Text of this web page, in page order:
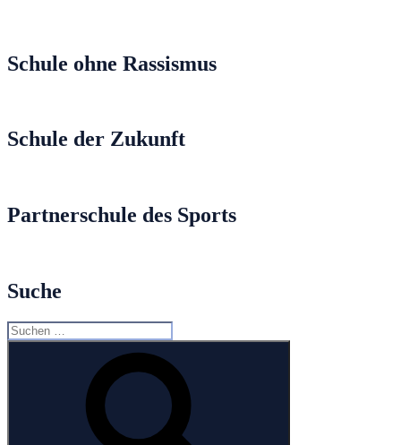
Schule ohne Rassismus
Schule der Zukunft
Partnerschule des Sports
Suche
Suche
nach: